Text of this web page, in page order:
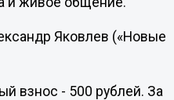
Яковлев («Новые
взнос - 500 рублей. За